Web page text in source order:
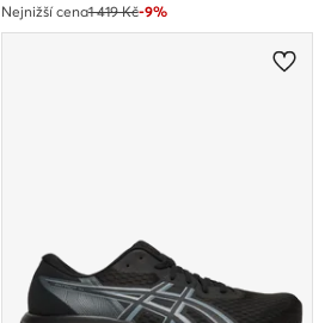
Nejnižší cena1 419 Kč-9%